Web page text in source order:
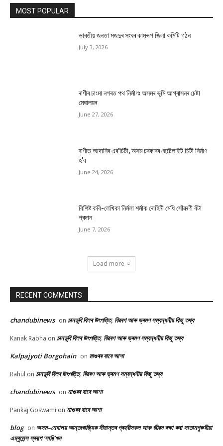
MOST POPULAR
ভাৰতীয় জনতা মজদুৰ সংঘৰ কামৰূপ জিলা কমিটি গঠন
July 3, 2026
ৰাণীৰ চাংমা নগৰত পথ নিৰ্মাণঃ অসমৰ ভূমি আগ্ৰাসনৰ চেষ্টা
মেঘালয়ৰ
June 27, 2026
ৰাণীত আদানিৰ এৰ’চিটী, অসম চৰকাৰৰ ছেটেলাইট চিটী নিৰ্মাণ
হ’ব
June 24, 2026
বিশিষ্ট কবি-লেখিকা নিৰ্মলা শৰ্মাক ৰোহিনী মেধি সোঁৱৰণী বঁটা
প্ৰদান
June 7, 2026
Load more
RECENT COMMENTS
chandubinews on চানডুবি বিলৰ উৎপত্তি, বিৱৰণ আৰু ভ্ৰমণ সম্বন্ধনীয় কিছু তথ্য
Kanak Rabha on চানডুবি বিলৰ উৎপত্তি, বিৱৰণ আৰু ভ্ৰমণ সম্বন্ধনীয় কিছু তথ্য
Kalpajyoti Borgohain on মাগুৰৰ বাবে আশা
Rahul on চানডুবি বিলৰ উৎপত্তি, বিৱৰণ আৰু ভ্ৰমণ সম্বন্ধনীয় কিছু তথ্য
chandubinews on মাগুৰৰ বাবে আশা
Pankaj Goswami on মাগুৰৰ বাবে আশা
blog on অসম–মেঘালয় আন্তঃৰাজ্যিক সীমান্তৰ প্ৰহৰীসকল আৰু জীৱন ৰক্ষা কৰা সাতামপুৰুষীয়া
এম্বুলেন্স স্বৰূপ ‘সাঙি’খন